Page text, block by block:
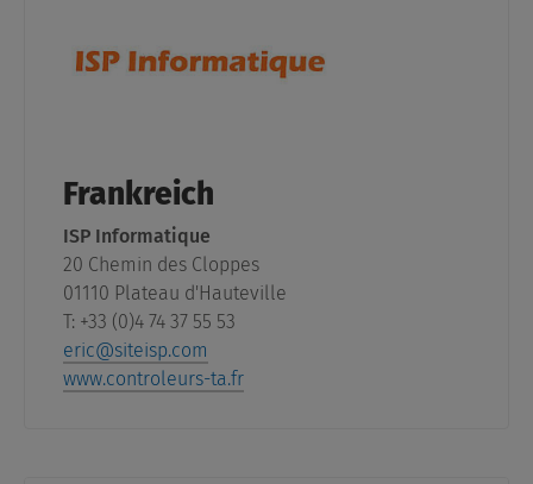
Frankreich
ISP Informatique
20 Chemin des Cloppes
01110 Plateau d'Hauteville
T: +33 (0)4 74 37 55 53
eric@siteisp.com
www.controleurs-ta.fr